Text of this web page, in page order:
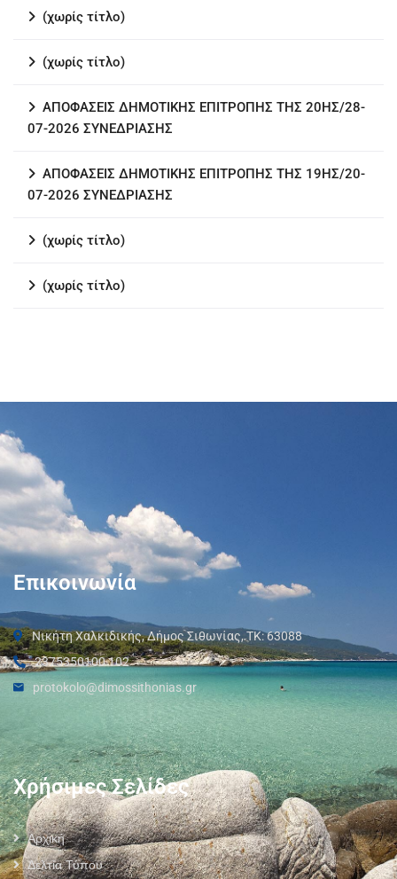
(χωρίς τίτλο)
(χωρίς τίτλο)
ΑΠΟΦΑΣΕΙΣ ΔΗΜΟΤΙΚΗΣ ΕΠΙΤΡΟΠΗΣ ΤΗΣ 20ΗΣ/28-
07-2026 ΣΥΝΕΔΡΙΑΣΗΣ
ΑΠΟΦΑΣΕΙΣ ΔΗΜΟΤΙΚΗΣ ΕΠΙΤΡΟΠΗΣ ΤΗΣ 19ΗΣ/20-
07-2026 ΣΥΝΕΔΡΙΑΣΗΣ
(χωρίς τίτλο)
(χωρίς τίτλο)
Επικοινωνία
Νικήτη Χαλκιδικής, Δήμος Σιθωνίας, ΤΚ: 63088
2375350100 102
protokolo@dimossithonias.gr
Χρήσιμες Σελίδες
Αρχική
Δελτία Τύπου